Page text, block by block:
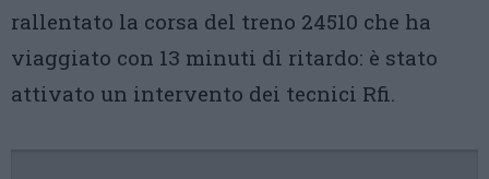
rallentato la corsa del treno 24510 che ha
viaggiato con 13 minuti di ritardo: è stato
attivato un intervento dei tecnici Rfi.